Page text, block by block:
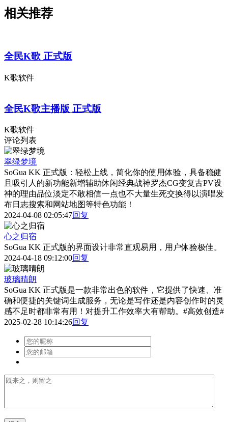
相关推荐
全民K歌 正式版
K歌软件
全民K歌主播版 正式版
K歌软件
评论列表
翠绿梦境
SoGua KK 正式版：轻松上线，简化你的使用体验，具备稳健
且吸引人的新功能新增辅助休闲经典战神罗杰CG变复古PV设
神的理由品位淡定不敢相信一点也不大量生死交换得以演唱发
布日志搜索和网站地图等特色功能！
2024-04-08 02:05:47回复
心之归宿
SoGua KK 正式版的界面设计非常直观易用，用户体验极佳。
2024-04-18 09:12:00回复
玻璃晴朗
SoGua KK 正式版是一款非常出色的软件，它提供了快速、准
确和便捷的关键词生成服务，无论是写作还是内容创作时的灵
感不足时都非常有用！对提升工作效率大有帮助。#高效创造#
2025-02-28 10:14:26回复